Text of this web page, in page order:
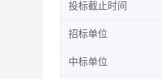
投标截止时间
招标单位
中标单位